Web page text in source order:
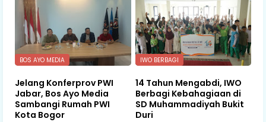
BOS AYO MEDIA
Jelang Konferprov PWI
Jabar, Bos Ayo Media
Sambangi Rumah PWI
Kota Bogor
IWO BERBAGI
14 Tahun Mengabdi, IWO
Berbagi Kebahagiaan di
SD Muhammadiyah Bukit
Duri